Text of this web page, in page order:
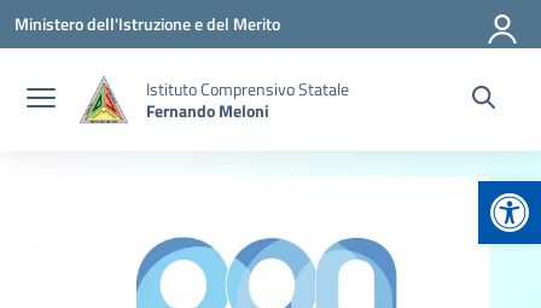
Vai ai contenuti
Vai al menu di navigazione
Vai al footer
Ministero dell'Istruzione e del Merito
Istituto Comprensivo Statale
Fernando Meloni